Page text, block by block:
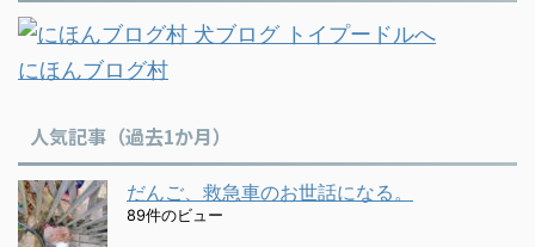
にほんブログ村
人気記事（過去1か月）
だんご、救急車のお世話になる。
89件のビュー